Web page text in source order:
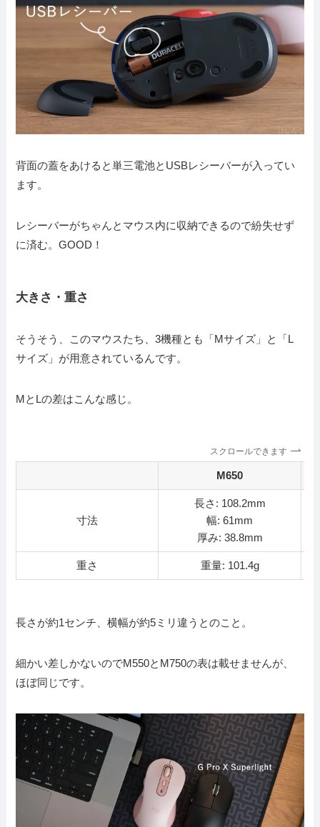
背面の蓋をあけると単三電池とUSBレシーバーが入ってい
ます。
レシーバーがちゃんとマウス内に収納できるので紛失せず
に済む。GOOD！
大きさ・重さ
そうそう、このマウスたち、3機種とも「Mサイズ」と「L
サイズ」が用意されているんです。
MとLの差はこんな感じ。
スクロールできます
M650
寸法
長さ: 108.2mm
幅: 61mm
厚み: 38.8mm
重さ 重量: 101.4g
長さが約1センチ、横幅が約5ミリ違うとのこと。
細かい差しかないのでM550とM750の表は載せませんが、
ほぼ同じです。